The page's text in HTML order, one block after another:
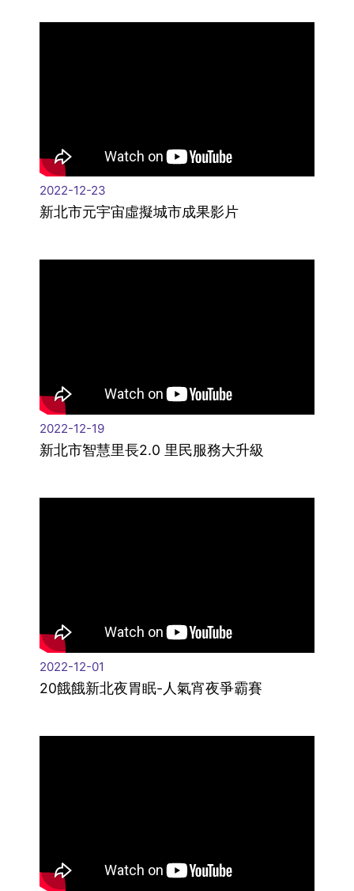
2022-12-23
新北市元宇宙虛擬城市成果影片
2022-12-19
新北市智慧里長2.0 里民服務大升級
2022-12-01
20餓餓新北夜胃眠-人氣宵夜爭霸賽